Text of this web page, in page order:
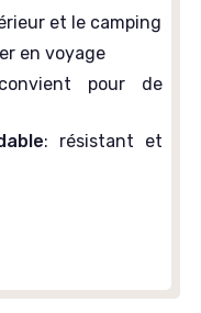
et le camping
en voyage
pour de
: résistant et